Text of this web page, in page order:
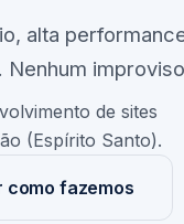
alta
Nenhum
de sites
(Espírito Santo).
como fazemos